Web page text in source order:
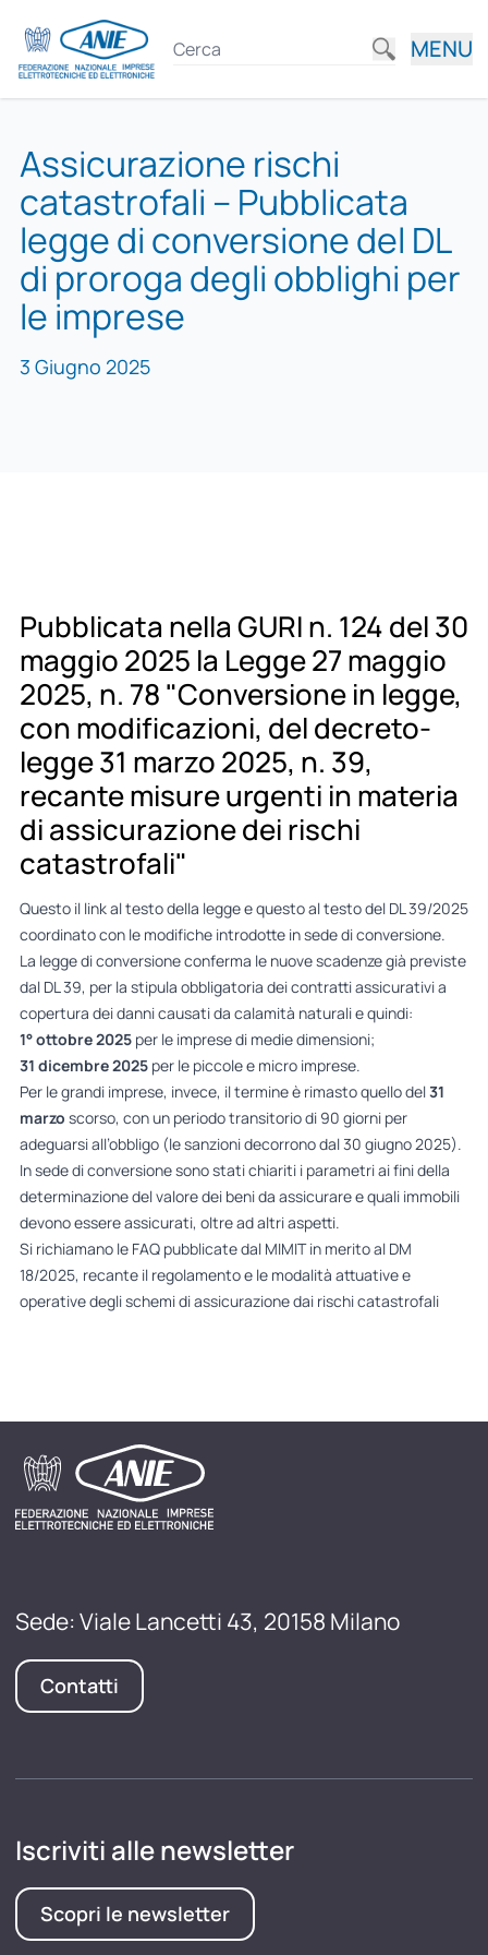
MENU
Assicurazione rischi
catastrofali – Pubblicata
legge di conversione del DL
di proroga degli obblighi per
le imprese
3 Giugno 2025
Pubblicata nella GURI n. 124 del 30
maggio 2025 la Legge 27 maggio
2025, n. 78 "Conversione in legge,
con modificazioni, del decreto-
legge 31 marzo 2025, n. 39,
recante misure urgenti in materia
di assicurazione dei rischi
catastrofali"
Questo il link al testo della leggee questo altesto del DL 39/2025
coordinatocon le modifiche introdotte in sede di conversione.
La legge di conversione conferma le nuove scadenze già previste
dal DL 39, per la stipula obbligatoria dei contratti assicurativi a
copertura dei danni causati da calamità naturali e quindi:
1° ottobre 2025per le imprese di medie dimensioni;
31 dicembre 2025per le piccole e micro imprese.
Per le grandi imprese, invece, il termine è rimasto quello del31
marzo scorso, con un periodo transitorio di 90 giorni per
adeguarsi all’obbligo (le sanzioni decorrono dal 30 giugno 2025).
In sede di conversione sono stati chiariti i parametri ai fini della
determinazione del valore dei beni da assicurare e quali immobili
devono essere assicurati, oltre ad altri aspetti.
Si richiamano le FAQ pubblicate dal MIMIT in merito al DM
18/2025, recante il regolamento e le modalità attuative e
operative degli schemi di assicurazione dai rischi catastrofali
Sede: Viale Lancetti 43, 20158 Milano
Contatti
Iscriviti alle newsletter
Scopri le newsletter